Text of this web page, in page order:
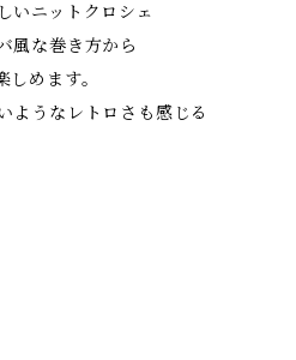
いニットクロシェ
風な巻き方から
めます。
ようなレトロさも感じる